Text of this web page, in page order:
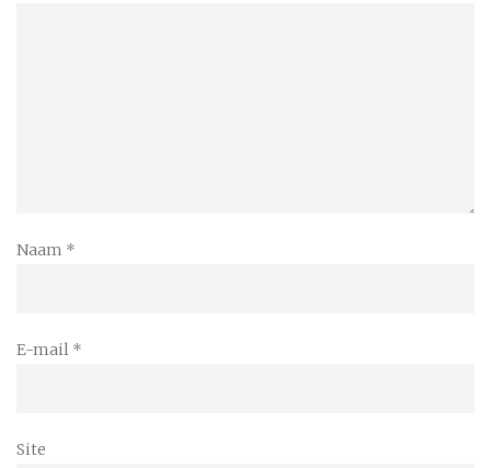
Naam *
E-mail *
Site